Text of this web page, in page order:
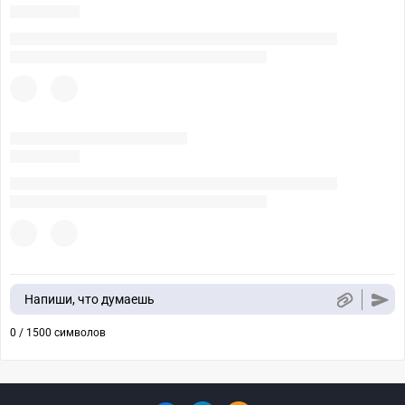
Напиши, что думаешь
0 / 1500 символов